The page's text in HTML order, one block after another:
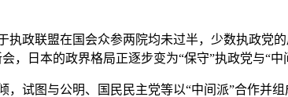
政联盟在国会众参两院均未过半，少数执政党的
，日本的政界格局正逐步变为“保守”执政党与“中
图与公明、国民民主党等以“中间派”合作并组